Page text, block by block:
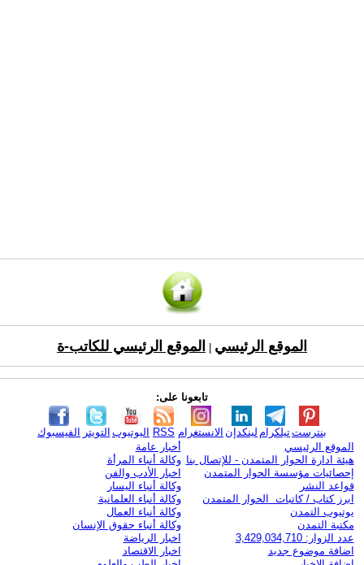
الموقع الرئيسي الموقع الرئيسي للكاتب-ة
تابعونا على:
الفيسبوك التويتر اليوتيوب RSS الانستغرام لينكدإن تيلكرامبنترست
الموقع الرئيسي
هيئة ادارة الحوار المتمدن - للإتصال بنا
إحصائيات مؤسسة الحوار المتمدن
قواعد النشر
ابرز كتاب / كاتبات الحوار المتمدن
يوتيوب التمدن
مكتبة التمدن
عدد الزوار: 3,429,034,710
اضافة موضوع جديد
أخبار عامة
وكالة أنباء المرأة
اخبار الأدب والفن
وكالة أنباء اليسار
وكالة أنباء العلمانية
وكالة أنباء العمال
وكالة أنباء حقوق الإنسان
اخبار الرياضة
اخبار الاقتصاد